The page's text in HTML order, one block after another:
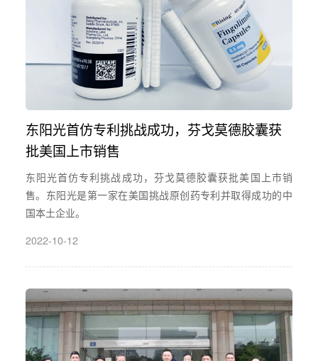
东阳光首仿专利挑战成功，芬戈莫德胶囊获
批美国上市销售
东阳光首仿专利挑战成功，芬戈莫德胶囊获批美国上市销
售。东阳光是第一家在美国挑战原创药专利并取得成功的中
国本土企业。
2022-10-12